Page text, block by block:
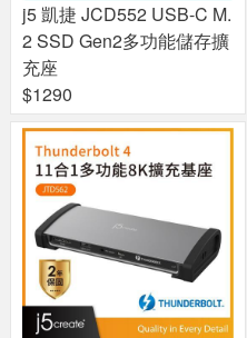
j5 凱捷 JCD552 USB-C M.
2 SSD Gen2多功能儲存擴
充座
$1290